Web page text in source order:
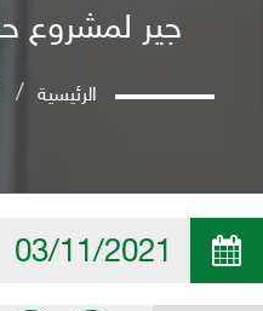
جير لمشروع
الرئيسية